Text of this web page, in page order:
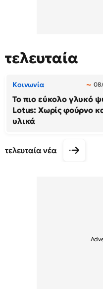
τελευταία
Κοινωνία
Το πιο εύκολο γλυκό
Lotus: Χωρίς φούρνο
υλικά
τελευταία νέα